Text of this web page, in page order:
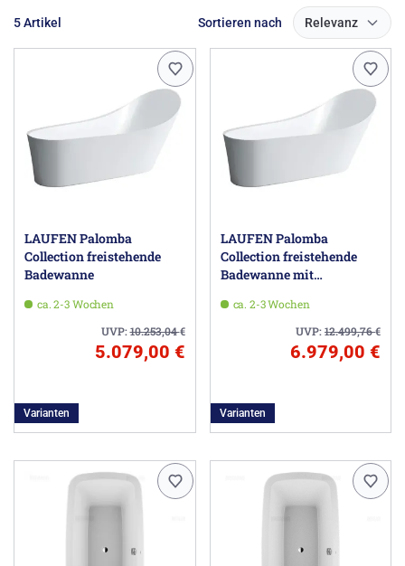
5 Artikel Sortieren nach Relevanz
LAUFEN Palomba
Collection freistehende
Badewanne
ca. 2-3 Wochen
UVP:10.253,04€
5.079,00 €
Varianten
LAUFEN Palomba
Collection freistehende
Badewanne mit
ca. 2-3 Wochen
UVP:12.499,76€
6.979,00 €
Varianten